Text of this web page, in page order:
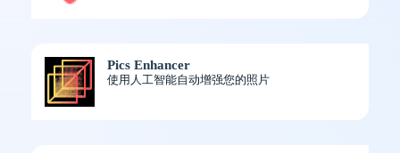
Pics Enhancer
使用人工智能自动增强您的照片